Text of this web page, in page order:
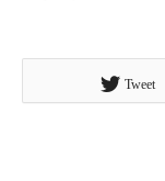
Tweet